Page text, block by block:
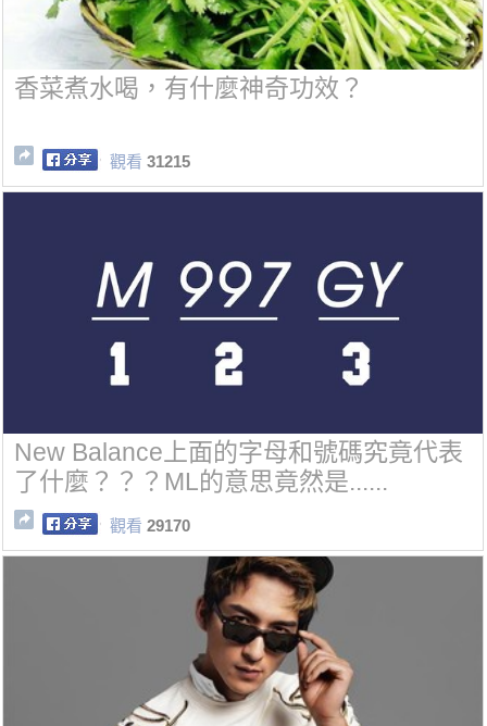
香菜煮水喝，有什麼神奇功效？
觀看 31215
New Balance上面的字母和號碼究竟代表
了什麼？？？ML的意思竟然是......
觀看 29170